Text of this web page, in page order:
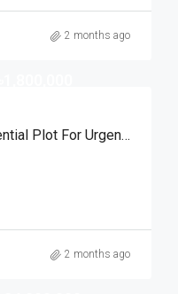
2 months ago
4 Katha (2,880 Sq Ft) Residential Plot For Urgent Sale At Ward No. 3, Charfasson Municipality | চরফ্যাশন পৌরসভা ৩ নং ওয়ার্ডে ইসকন টেম্পল রোডে ৪ কাঠার রেডি প্লট জরুরি বিক্রয়
2 months ago